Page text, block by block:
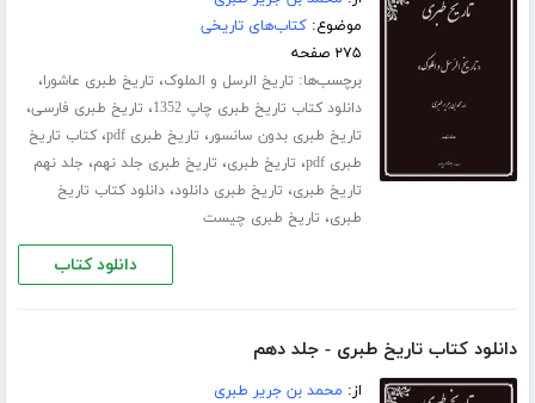
موضوع:کتاب‌های تاریخی
۲۷۵ صفحه
برچسب‌ها: تاریخ الرسل و الملوک، تاریخ طبری عاشورا،
دانلود کتاب تاریخ طبری چاپ 1352 ، تاریخ طبری فارسی،
تاریخ طبری بدون سانسور، تاریخ طبری pdf ،کتاب تاریخ
طبری pdf
، تاریخ طبری، تاریخ طبری جلد نهم، جلد نهم
تاریخ طبری، تاریخ طبری دانلود،دانلود کتاب تاریخ
طبری، تاریخ طبری چیست
دانلود کتاب
دانلود کتاب تاریخ طبری - جلد دهم
از: محمد بن جریر طبری